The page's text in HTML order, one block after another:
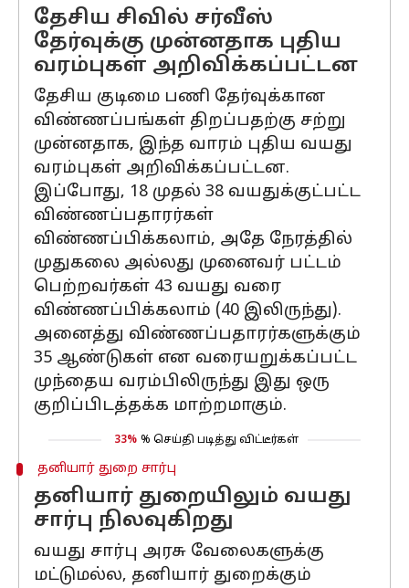
தேசிய சிவில் சர்வீஸ்
தேர்வுக்கு முன்னதாக புதிய
வரம்புகள் அறிவிக்கப்பட்டன
தேசிய குடிமை பணி தேர்வுக்கான
விண்ணப்பங்கள் திறப்பதற்கு சற்று
முன்னதாக, இந்த வாரம் புதிய வயது
வரம்புகள் அறிவிக்கப்பட்டன.
இப்போது, ​​18 முதல் 38 வயதுக்குட்பட்ட
விண்ணப்பதாரர்கள்
விண்ணப்பிக்கலாம், அதே நேரத்தில்
முதுகலை அல்லது முனைவர் பட்டம்
பெற்றவர்கள் 43 வயது வரை
விண்ணப்பிக்கலாம் (40 இலிருந்து).
அனைத்து விண்ணப்பதாரர்களுக்கும்
35 ஆண்டுகள் என வரையறுக்கப்பட்ட
முந்தைய வரம்பிலிருந்து இது ஒரு
குறிப்பிடத்தக்க மாற்றமாகும்.
33% % செய்தி படித்து விட்டீர்கள்
தனியார் துறை சார்பு
தனியார் துறையிலும் வயது
சார்பு நிலவுகிறது
வயது சார்பு அரசு வேலைகளுக்கு
மட்டுமல்ல, தனியார் துறைக்கும்